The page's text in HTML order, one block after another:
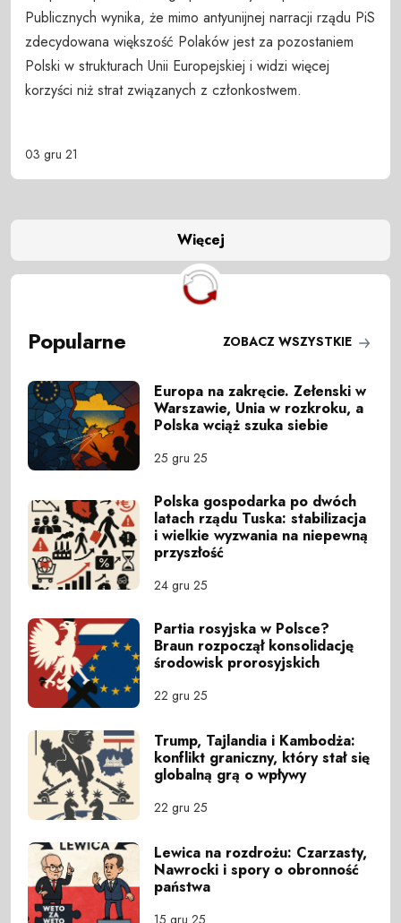
Publicznych wynika, że mimo antyunijnej narracji rządu PiS
zdecydowana większość Polaków jest za pozostaniem
Polski w strukturach Unii Europejskiej i widzi więcej
korzyści niż strat związanych z członkostwem.
03 gru 21
Więcej
Popularne ZOBACZ WSZYSTKIE
Europa na zakręcie. Zełenski w
Warszawie, Unia w rozkroku, a
Polska wciąż szuka siebie
25 gru 25
Polska gospodarka po dwóch
latach rządu Tuska: stabilizacja
i wielkie wyzwania na niepewną
przyszłość
24 gru 25
Partia rosyjska w Polsce?
Braun rozpoczął konsolidację
środowisk prorosyjskich
22 gru 25
Trump, Tajlandia i Kambodża:
konflikt graniczny, który stał się
globalną grą o wpływy
22 gru 25
Lewica na rozdrożu: Czarzasty,
Nawrocki i spory o obronność
państwa